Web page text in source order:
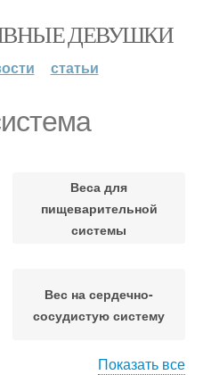
ДЕВУШКИ
статьи
Веса для
пищеварительной
системы
Вес на сердечно-
сосудистую систему
Показать все